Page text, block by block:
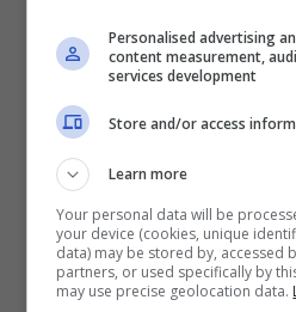
Personalised advertising
content measurement,
services development
Store and/or access
Learn more
Your personal data will be
your device (cookies, unique
data) may be stored by, accessed
partners, or used specifically by
may use precise geolocation data.